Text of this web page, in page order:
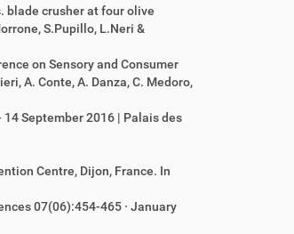
blade crusher at four olive
S.Pupillo, L.Neri &
on Sensory and Consumer
A. Conte, A. Danza, C. Medoro,
September 2016 | Palais des
Centre, Dijon, France. In
07(06):454-465 · January